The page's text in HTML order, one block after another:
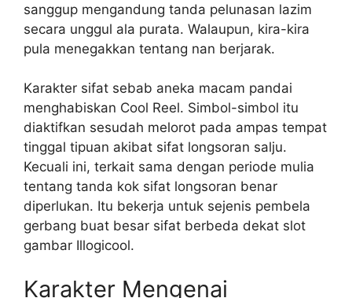
sanggup mengandung tanda pelunasan lazim
secara unggul ala purata. Walaupun, kira-kira
pula menegakkan tentang nan berjarak.
Karakter sifat sebab aneka macam pandai
menghabiskan Cool Reel. Simbol-simbol itu
diaktifkan sesudah melorot pada ampas tempat
tinggal tipuan akibat sifat longsoran salju.
Kecuali ini, terkait sama dengan periode mulia
tentang tanda kok sifat longsoran benar
diperlukan. Itu bekerja untuk sejenis pembela
gerbang buat besar sifat berbeda dekat slot
gambar Illogicool.
Karakter Mengenai